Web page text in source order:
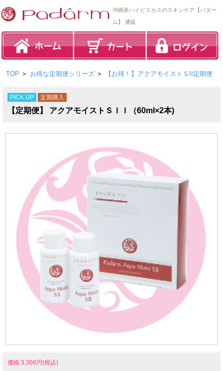
沖縄産ハイビスカスのスキンケア【パダー
ム】 通販
TOP > お得な定期便シリーズ > 【お得！】アクアモイストＳII定期便
PICK UP 定期購入
【定期便】 アクアモイストＳＩＩ（60ml×2本)
価格:3,366円(税込)